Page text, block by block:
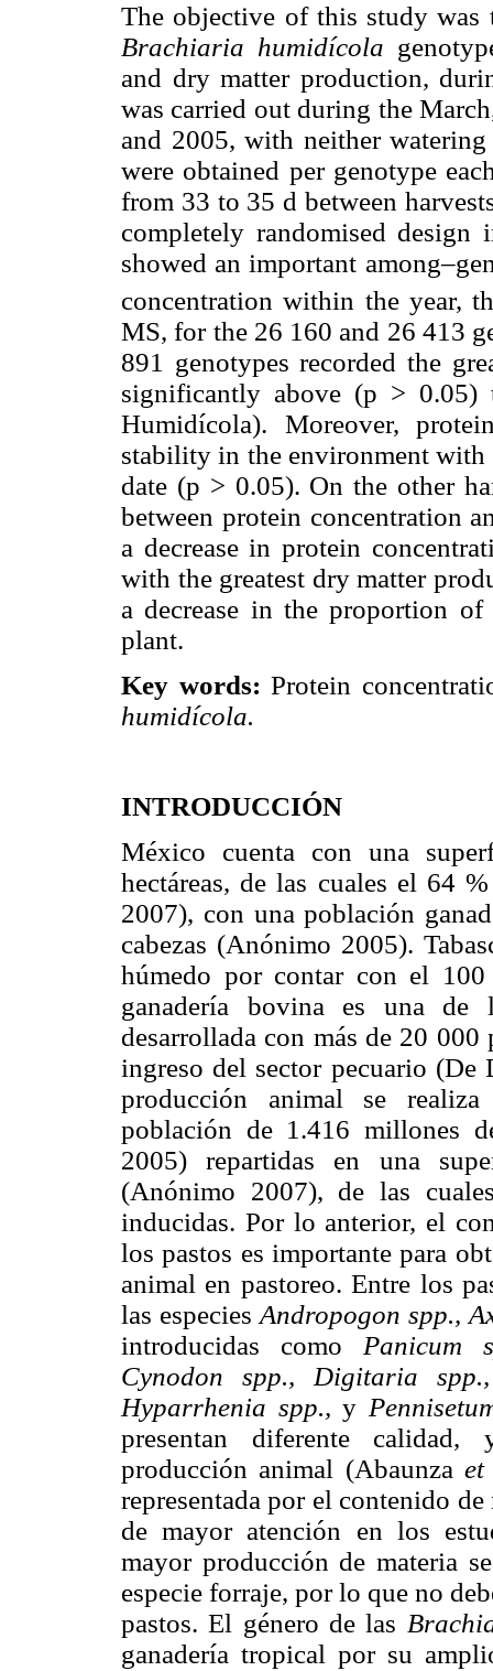
The objective of this study
Brachiaria humidícola
and dry matter production,
was carried out during the
and 2005, with neither
were obtained per genotype
from 33 to 35 d between
completely randomised
showed an important
concentration within the year,
MS, for the 26 160 and 26 413
891 genotypes recorded the
significantly above (p > 0.05)
Humidícola). Moreover,
stability in the environment with
date (p > 0.05). On the other
between protein concentration
a decrease in protein
with the greatest dry matter
a decrease in the proportion
plant.
Key words:Protein
humidícola.
INTRODUCCIÓN
México cuenta con una
hectáreas, de las cuales el 64
2007), con una población
cabezas (Anónimo 2005).
húmedo por contar con el
ganadería bovina es una de
desarrollada con más de 20
ingreso del sector pecuario (De
producción animal se
población de 1.416 millones
2005) repartidas en una
(Anónimo 2007), de las
inducidas. Por lo anterior, el
los pastos es importante para
animal en pastoreo. Entre los
las especiesAndropogon spp.,
introducidas comoPanicum
Cynodon spp., Digitaria
Hyparrhenia spp.,y
presentan diferente calidad,
producción animal (Abaunza
representada por el contenido
de mayor atención en los
mayor producción de materia
especie forraje, por lo que no
pastos. El género de las
ganadería tropical por su